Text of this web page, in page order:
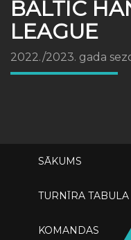
BALTIC
LEAGUE
2022./2023. gada
SĀKUMS
TURNĪRA TABULA
KOMANDAS